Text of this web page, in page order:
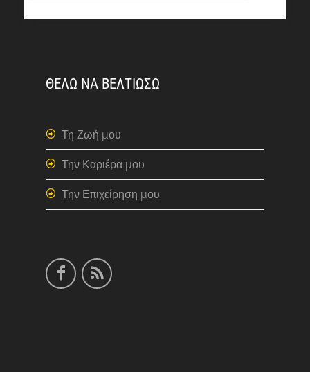
ΘΕΛΩ ΝΑ ΒΕΛΤΙΩΣΩ
Τη Ζωή μου
Την Καριέρα μου
Την Επιχείρηση μου